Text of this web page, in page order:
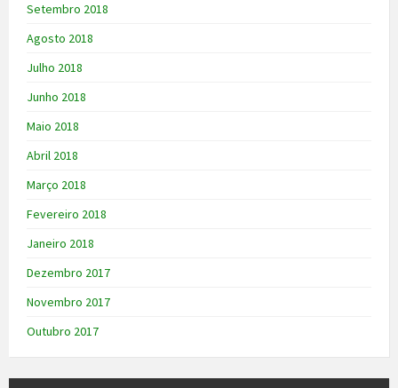
Setembro 2018
Agosto 2018
Julho 2018
Junho 2018
Maio 2018
Abril 2018
Março 2018
Fevereiro 2018
Janeiro 2018
Dezembro 2017
Novembro 2017
Outubro 2017